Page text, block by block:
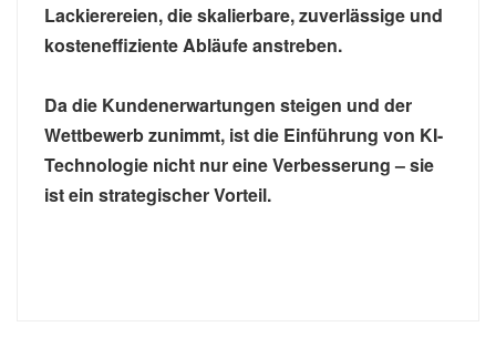
Lackierereien, die skalierbare, zuverlässige und
kosteneffiziente Abläufe anstreben.
Da die Kundenerwartungen steigen und der
Wettbewerb zunimmt, ist die Einführung von KI-
Technologie nicht nur eine Verbesserung – sie
ist ein strategischer Vorteil.